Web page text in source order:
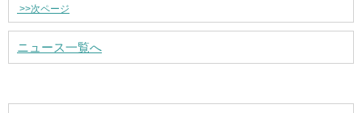
>>次ページ
ニュース一覧へ